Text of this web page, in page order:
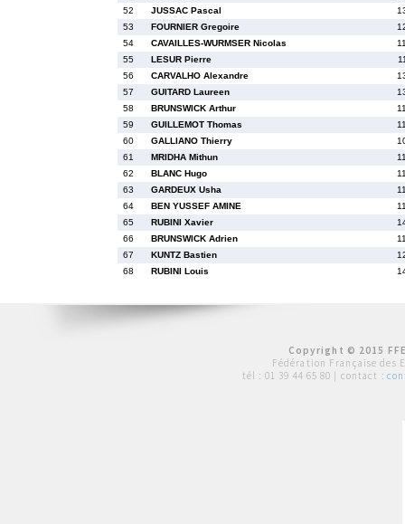
52
JUSSAC Pascal
53
FOURNIER Gregoire
54
CAVAILLES-WURMSER Nicolas
55
LESUR Pierre
56
CARVALHO Alexandre
57
GUITARD Laureen
58
BRUNSWICK Arthur
59
GUILLEMOT Thomas
60
GALLIANO Thierry
61
MRIDHA Mithun
62
BLANC Hugo
63
GARDEUX Usha
64
BEN YUSSEF AMINE
65
RUBINI Xavier
66
BRUNSWICK Adrien
67
KUNTZ Bastien
68
RUBINI Louis
Copyright © 2015
Fédération Française des
tél : 01 39 44 65 80 | contact :